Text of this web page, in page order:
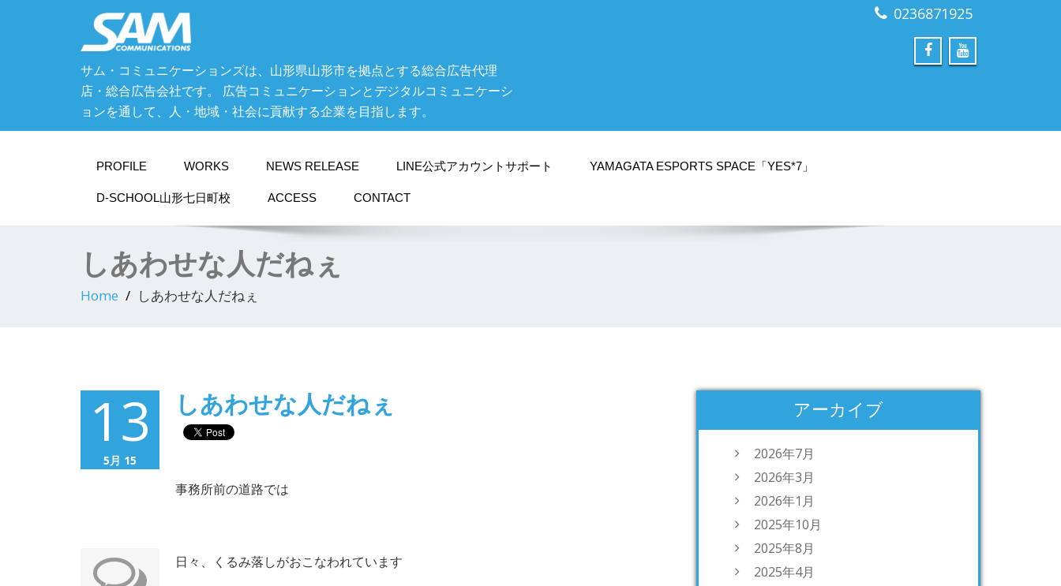
サム・コミュニケーションズは、山形県山形市を拠点とする総合広告代理
店・総合広告会社です。 広告コミュニケーションとデジタルコミュニケーシ
ョンを通して、人・地域・社会に貢献する企業を目指します。
0236871925
PROFILE WORKS NEWS RELEASE LINE公式アカウントサポート YAMAGATA ESPORTS SPACE「YES*7」
D-SCHOOL山形七日町校 ACCESS CONTACT
しあわせな人だねぇ
Home しあわせな人だねぇ
13
5月 15
しあわせな人だねぇ
事務所前の道路では
日々、くるみ落しがおこなわれています
アーカイブ
2026年7月
2026年3月
2026年1月
2025年10月
2025年8月
2025年4月